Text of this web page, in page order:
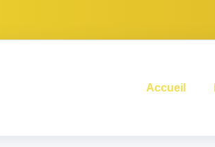
Accueil